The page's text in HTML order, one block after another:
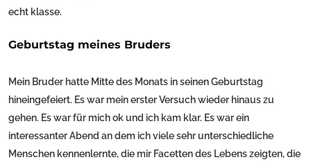
echt klasse.
Geburtstag meines Bruders
Mein Bruder hatte Mitte des Monats in seinen Geburtstag
hineingefeiert. Es war mein erster Versuch wieder hinaus zu
gehen. Es war für mich ok und ich kam klar. Es war ein
interessanter Abend an dem ich viele sehr unterschiedliche
Menschen kennenlernte, die mir Facetten des Lebens zeigten, die